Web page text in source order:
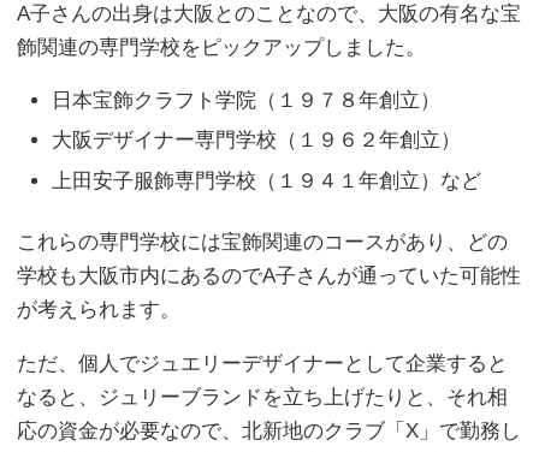
A子さんの出身は大阪とのことなので、大阪の有名な宝
飾関連の専門学校をピックアップしました。
日本宝飾クラフト学院（１９７８年創立）
大阪デザイナー専門学校（１９６２年創立）
上田安子服飾専門学校（１９４１年創立）など
これらの専門学校には宝飾関連のコースがあり、どの
学校も大阪市内にあるのでA子さんが通っていた可能性
が考えられます。
ただ、個人でジュエリーデザイナーとして企業すると
なると、ジュリーブランドを立ち上げたりと、それ相
応の資金が必要なので、北新地のクラブ「X」で勤務し